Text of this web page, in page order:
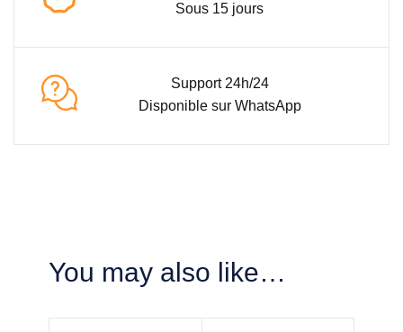
Sous 15 jours
Support 24h/24
Disponible sur WhatsApp
You may also like…